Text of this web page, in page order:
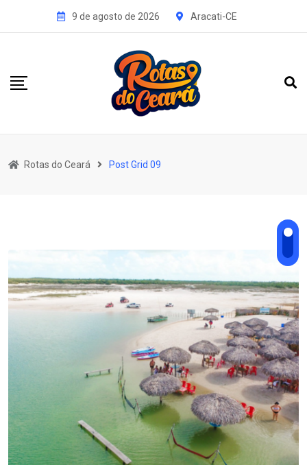
9 de agosto de 2026 Aracati-CE
Rotas do Ceará Post Grid 09